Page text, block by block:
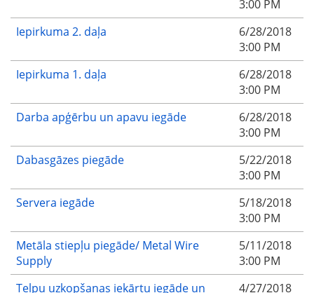
3:00 PM
Iepirkuma 2. daļa
6/28/2018
3:00 PM
Iepirkuma 1. daļa
6/28/2018
3:00 PM
Darba apģērbu un apavu iegāde
6/28/2018
3:00 PM
Dabasgāzes piegāde
5/22/2018
3:00 PM
Servera iegāde
5/18/2018
3:00 PM
Metāla stiepļu piegāde/ Metal Wire
Supply
5/11/2018
3:00 PM
Telpu uzkopšanas iekārtu iegāde un
4/27/2018